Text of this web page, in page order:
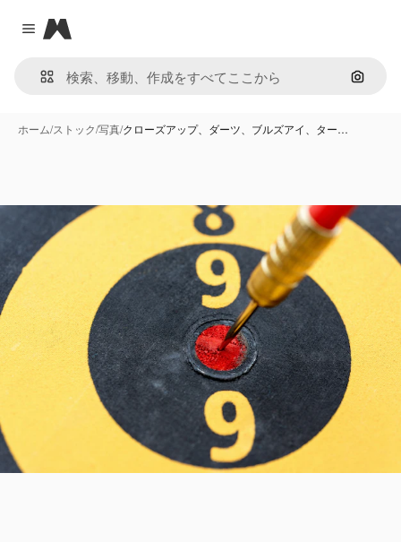
Close menu
Magnific
画像で
ホーム/ストック/写真/クローズアップ、ダーツ、ブルズアイ、ター…